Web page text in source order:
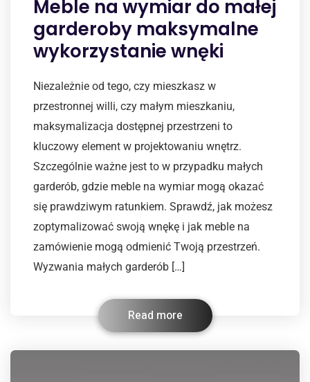
Meble na wymiar do małej
garderoby maksymalne
wykorzystanie wnęki
Niezależnie od tego, czy mieszkasz w
przestronnej willi, czy małym mieszkaniu,
maksymalizacja dostępnej przestrzeni to
kluczowy element w projektowaniu wnętrz.
Szczególnie ważne jest to w przypadku małych
garderób, gdzie meble na wymiar mogą okazać
się prawdziwym ratunkiem. Sprawdź, jak możesz
zoptymalizować swoją wnękę i jak meble na
zamówienie mogą odmienić Twoją przestrzeń.
Wyzwania małych garderób […]
Read more